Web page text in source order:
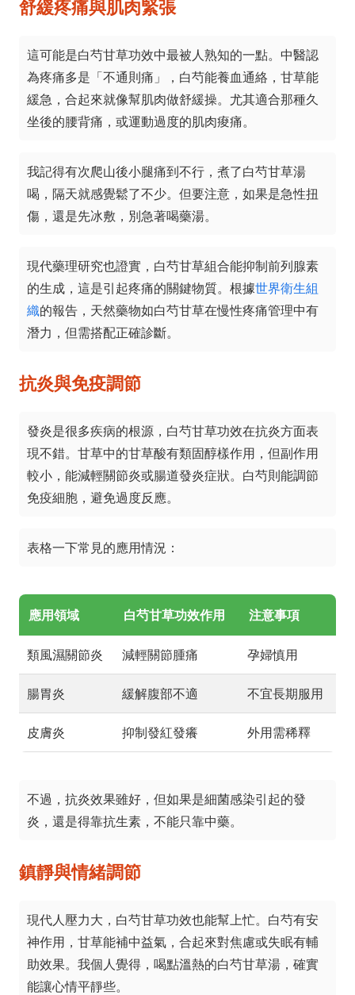
舒緩疼痛與肌肉緊張
這可能是白芍甘草功效中最被人熟知的一點。中醫認
為疼痛多是「不通則痛」，白芍能養血通絡，甘草能
緩急，合起來就像幫肌肉做舒緩操。尤其適合那種久
坐後的腰背痛，或運動過度的肌肉痠痛。
我記得有次爬山後小腿痛到不行，煮了白芍甘草湯
喝，隔天就感覺鬆了不少。但要注意，如果是急性扭
傷，還是先冰敷，別急著喝藥湯。
現代藥理研究也證實，白芍甘草組合能抑制前列腺素
的生成，這是引起疼痛的關鍵物質。根據世界衛生組
織的報告，天然藥物如白芍甘草在慢性疼痛管理中有
潛力，但需搭配正確診斷。
抗炎與免疫調節
發炎是很多疾病的根源，白芍甘草功效在抗炎方面表
現不錯。甘草中的甘草酸有類固醇樣作用，但副作用
較小，能減輕關節炎或腸道發炎症狀。白芍則能調節
免疫細胞，避免過度反應。
表格一下常見的應用情況：
應用領域 白芍甘草功效作用 注意事項
類風濕關節炎 減輕關節腫痛 孕婦慎用
腸胃炎 緩解腹部不適 不宜長期服用
皮膚炎 抑制發紅發癢 外用需稀釋
不過，抗炎效果雖好，但如果是細菌感染引起的發
炎，還是得靠抗生素，不能只靠中藥。
鎮靜與情緒調節
現代人壓力大，白芍甘草功效也能幫上忙。白芍有安
神作用，甘草能補中益氣，合起來對焦慮或失眠有輔
助效果。我個人覺得，喝點溫熱的白芍甘草湯，確實
能讓心情平靜些。